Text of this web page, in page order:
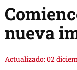
nueva
Actualizado: 02